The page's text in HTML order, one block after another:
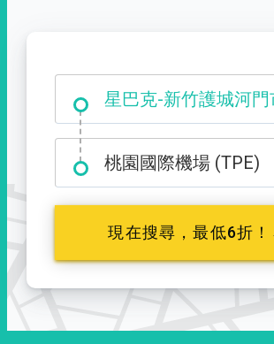
大霸尖山登山口
桃園國際機場 (TPE)
現在搜尋，最低6折